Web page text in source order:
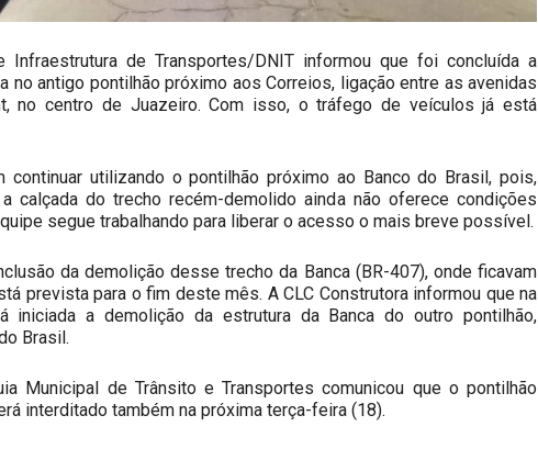
Infraestrutura de Transportes/DNIT informou que foi concluída a
no antigo pontilhão próximo aos Correios, ligação entre as avenidas
no centro de Juazeiro. Com isso, o tráfego de veículos já está
continuar utilizando o pontilhão próximo ao Banco do Brasil, pois,
calçada do trecho recém-demolido ainda não oferece condições
segue trabalhando para liberar o acesso o mais breve possível.
da demolição desse trecho da Banca (BR-407), onde ficavam
prevista para o fim deste mês. A CLC Construtora informou que na
iniciada a demolição da estrutura da Banca do outro pontilhão,
Brasil.
Municipal de Trânsito e Transportes comunicou que o pontilhão
interditado também na próxima terça-feira (18).